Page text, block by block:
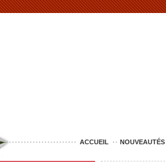
ACCUEIL NOUVEAUTÉS